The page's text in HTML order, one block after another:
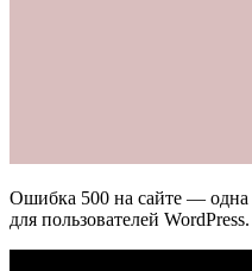
Ошибка 500 на сайте — одна
для пользователей WordPress.